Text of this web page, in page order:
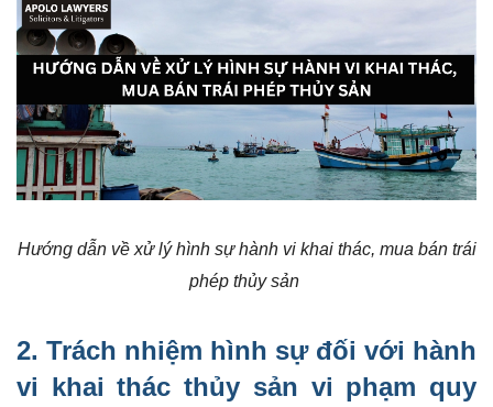
Hướng dẫn về xử lý hình sự hành vi khai thác, mua bán trái
phép thủy sản
2. Trách nhiệm hình sự đối với hành
vi khai thác thủy sản vi phạm quy